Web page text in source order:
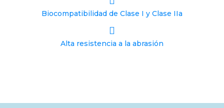
Biocompatibilidad de Clase I y Clase IIa
Alta resistencia a la abrasión